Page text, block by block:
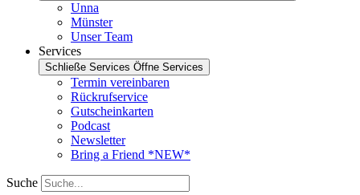
Unna
Münster
Unser Team
Services
Schließe Services Öffne Services
Termin vereinbaren
Rückrufservice
Gutscheinkarten
Podcast
Newsletter
Bring a Friend *NEW*
Suche